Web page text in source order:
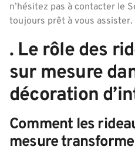
n’hésitez pas à contacter le
toujours prêt à vous assister.
. Le rôle des
sur mesure
décoration
Comment les
mesure